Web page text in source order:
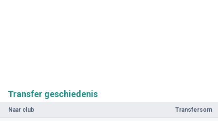
Transfer geschiedenis
Naar club Transfersom